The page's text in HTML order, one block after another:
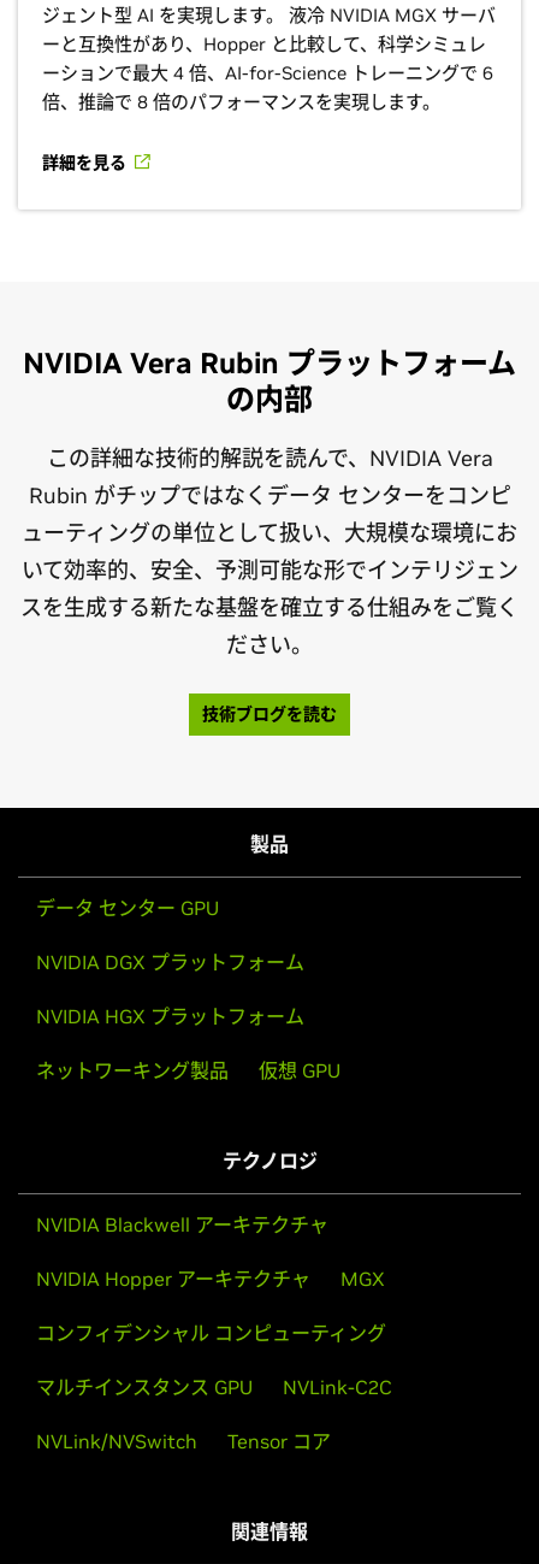
ジェント型 AI を実現します。 液冷 NVIDIA MGX サーバ
ーと互換性があり、Hopper と比較して、科学シミュレ
ーションで最大 4 倍、AI-for-Science トレーニングで 6
倍、推論で 8 倍のパフォーマンスを実現します。
詳細を見る
NVIDIA Vera Rubin プラットフォーム
の内部
この詳細な技術的解説を読んで、NVIDIA Vera
Rubin がチップではなくデータ センターをコンピ
ューティングの単位として扱い、大規模な環境にお
いて効率的、安全、予測可能な形でインテリジェン
スを生成する新たな基盤を確立する仕組みをご覧く
ださい。
技術ブログを読む
製品
データ センター GPU
NVIDIA DGX プラットフォーム
NVIDIA HGX プラットフォーム
ネットワーキング製品 仮想 GPU
テクノロジ
NVIDIA Blackwell アーキテクチャ
NVIDIA Hopper アーキテクチャ MGX
コンフィデンシャル コンピューティング
マルチインスタンス GPU NVLink-C2C
NVLink/NVSwitch Tensor コア
関連情報